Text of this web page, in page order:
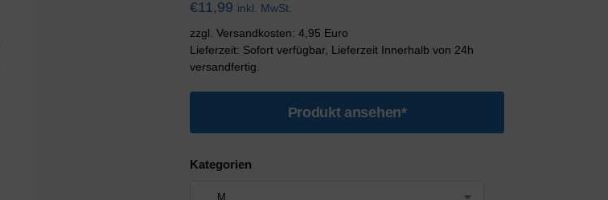
€11,99 inkl. MwSt.
zzgl. Versandkosten: 4,95 Euro
Lieferzeit: Sofort verfügbar, Lieferzeit Innerhalb von 24h
versandfertig.
Produkt ansehen*
Kategorien